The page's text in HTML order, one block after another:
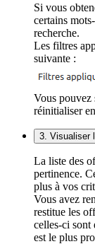
Si vous
certains
recherche.
Les filtres
suivante :
Vous pouvez
réinitialiser
3. Visualiser
La liste des
pertinence.
plus à vos
Vous avez
restitue les
celles-ci sont
est le plus